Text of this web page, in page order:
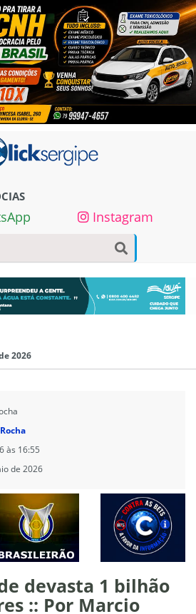
Instagram
2026
às 16:55
de 2026
devasta 1 bilhão
:: Por Marcio